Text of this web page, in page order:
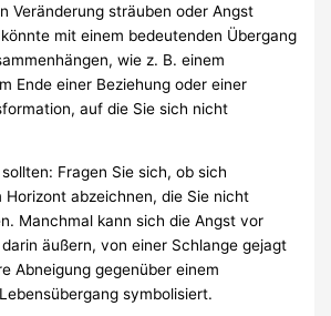
Veränderung sträuben oder Angst
mit einem bedeutenden Übergang
wie z. B. einem
Ende einer Beziehung oder einer
auf die Sie sich nicht
Fragen Sie sich, ob sich
Horizont abzeichnen, die Sie nicht
Manchmal kann sich die Angst vor
äußern, von einer Schlange gejagt
Abneigung gegenüber einem
symbolisiert.